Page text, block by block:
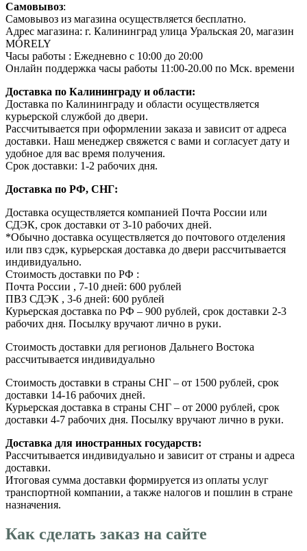
Самовывоз:
Самовывоз из магазина осуществляется бесплатно.
Адрес магазина: г. Калининград улица Уральская 20, магазин
MÓRELY
Часы работы : Ежедневно с 10:00 до 20:00
Онлайн поддержка часы работы 11:00-20.00 по Мск. времени
Доставка по Калининграду и области:
Доставка по Калининграду и области осуществляется
курьерской службой до двери.
Рассчитывается при оформлении заказа и зависит от адреса
доставки. Наш менеджер свяжется с вами и согласует дату и
удобное для вас время получения.
Срок доставки: 1-2 рабочих дня.
Доставка по РФ, СНГ:
Доставка осуществляется компанией Почта России или
СДЭК, срок доставки от 3-10 рабочих дней.
*Обычно доставка осуществляется до почтового отделения
или пвз сдэк, курьерская доставка до двери рассчитывается
индивидуально.
Стоимость доставки по РФ :
Почта России , 7-10 дней: 600 рублей
ПВЗ СДЭК , 3-6 дней: 600 рублей
Курьерская доставка по РФ – 900 рублей, срок доставки 2-3
рабочих дня. Посылку вручают лично в руки.
Стоимость доставки для регионов Дальнего Востока
рассчитывается индивидуально
Стоимость доставки в страны СНГ – от 1500 рублей, срок
доставки 14-16 рабочих дней.
Курьерская доставка в страны СНГ – от 2000 рублей, срок
доставки 4-7 рабочих дня. Посылку вручают лично в руки.
Доставка для иностранных государств:
Рассчитывается индивидуально и зависит от страны и адреса
доставки.
Итоговая сумма доставки формируется из оплаты услуг
транспортной компании, а также налогов и пошлин в стране
назначения.
Как сделать заказ на сайте